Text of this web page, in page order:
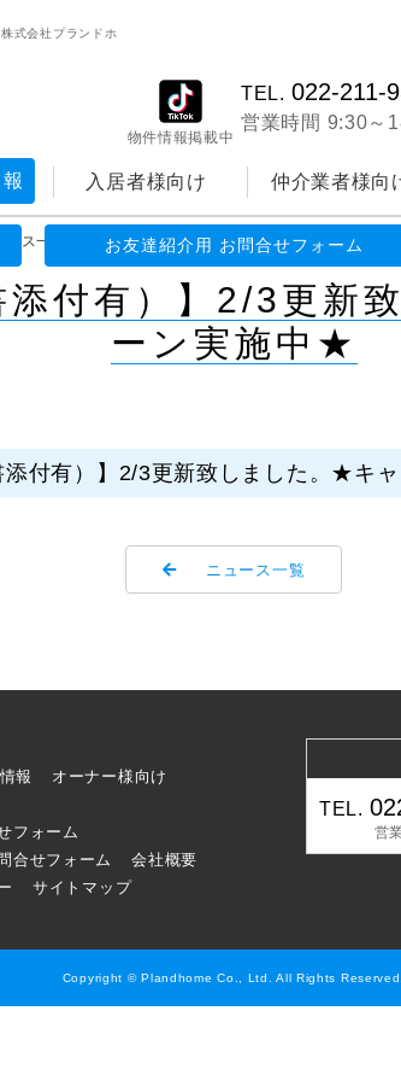
式会社プランドホ
TEL. 022-211-
営業時間 9:30～
物件情報掲載中
入居者様向け 仲介業者様向
お友達紹介用 お問合せフォーム
ース一覧 【空室一覧（申込書添付有）】2/3更新致
添付有）】2/3更新
ーン実施中★
添付有）】2/3更新致しました。★キ
ニュース一覧
報
オーナー様向け
フォーム
合せフォーム
会社概要
サイトマップ
TEL.
営
Copyright © Plandhome Co., Ltd. All Rights Reserved.